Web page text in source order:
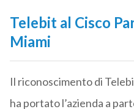
Telebit al Cisco
Miami
Il riconoscimento di
ha portato l’azienda a